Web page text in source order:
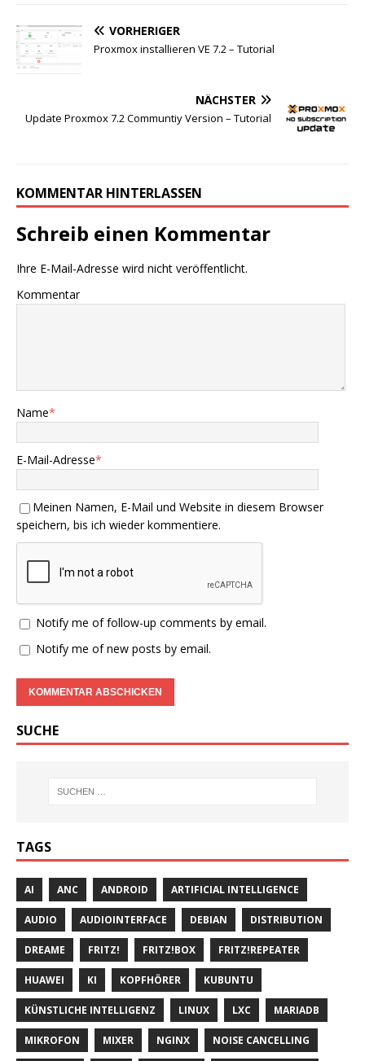
VORHERIGER
Proxmox installieren VE 7.2 – Tutorial
NÄCHSTER
Update Proxmox 7.2 Communtiy Version – Tutorial
KOMMENTAR HINTERLASSEN
Schreib einen Kommentar
Ihre E-Mail-Adresse wird nicht veröffentlicht.
Kommentar
Name*
E-Mail-Adresse*
Meinen Namen, E-Mail und Website in diesem Browser
speichern, bis ich wieder kommentiere.
Notify me of follow-up comments by email.
Notify me of new posts by email.
SUCHE
TAGS
AI ANC ANDROID ARTIFICIAL INTELLIGENCE
AUDIO AUDIOINTERFACE DEBIAN DISTRIBUTION
DREAME FRITZ! FRITZ!BOX FRITZ!REPEATER
HUAWEI KI KOPFHÖRER KUBUNTU
KÜNSTLICHE INTELLIGENZ LINUX LXC MARIADB
MIKROFON MIXER NGINX NOISE CANCELLING